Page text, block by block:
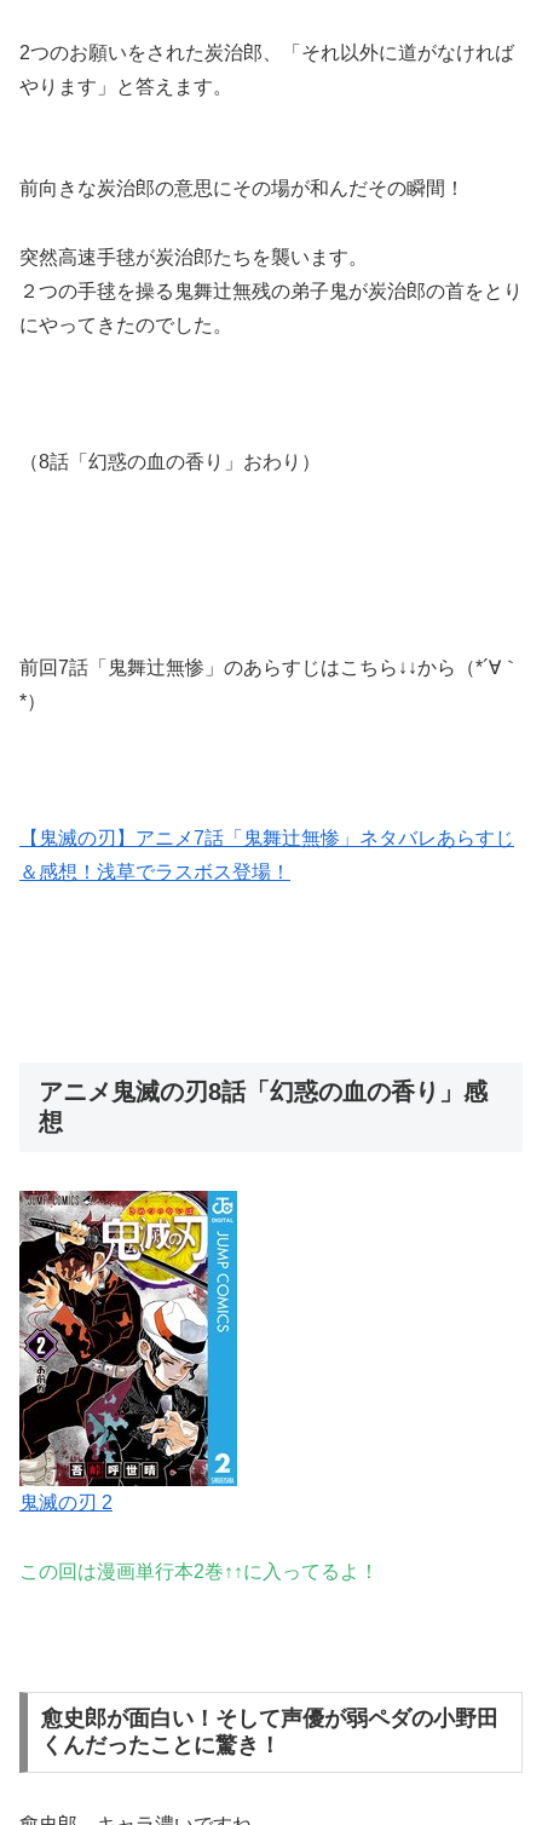
2つのお願いをされた炭治郎、「それ以外に道がなければ
やります」と答えます。
前向きな炭治郎の意思にその場が和んだその瞬間！
突然高速手毬が炭治郎たちを襲います。
２つの手毬を操る鬼舞辻無残の弟子鬼が炭治郎の首をとり
にやってきたのでした。
（8話「幻惑の血の香り」おわり）
前回7話「鬼舞辻無惨」のあらすじはこちら↓↓から（*´∀｀
*）
【鬼滅の刃】アニメ7話「鬼舞辻無惨」ネタバレあらすじ
＆感想！浅草でラスボス登場！
アニメ鬼滅の刃8話「幻惑の血の香り」感
想
鬼滅の刃 2
この回は漫画単行本2巻↑↑に入ってるよ！
愈史郎が面白い！そして声優が弱ペダの小野田
くんだったことに驚き！